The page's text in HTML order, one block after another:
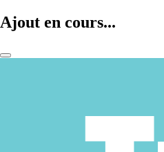
Ajout en cours...